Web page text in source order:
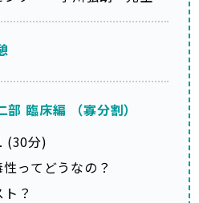
臨床編 （寡分割）
(30分)
ってどうなの？
？